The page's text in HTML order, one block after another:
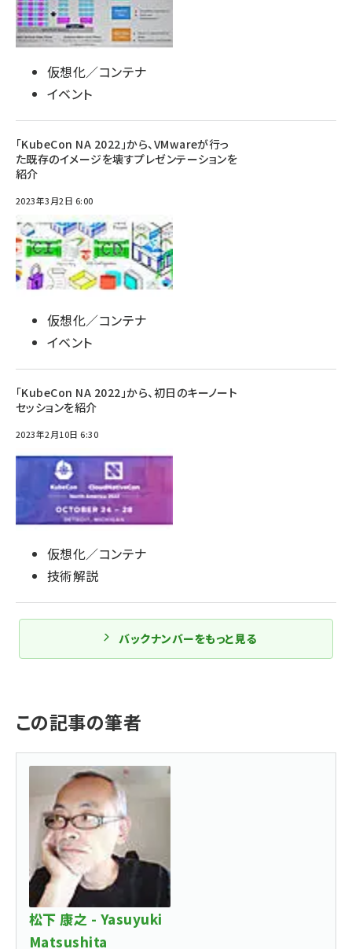
仮想化／コンテナ
イベント
「KubeCon NA 2022」から、VMwareが行っ
た既存のイメージを壊すプレゼンテーションを
紹介
2023年3月2日 6:00
仮想化／コンテナ
イベント
「KubeCon NA 2022」から、初日のキーノート
セッションを紹介
2023年2月10日 6:30
仮想化／コンテナ
技術解説
バックナンバーをもっと見る
この記事の筆者
松下 康之 - Yasuyuki
Matsushita